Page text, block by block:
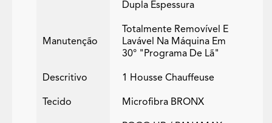
Dupla Espessura
Manutenção
Totalmente Removível E
Lavável Na Máquina Em
30° "programa De Lã"
Descritivo 1 Housse Chauffeuse
Tecido Microfibra BRONX